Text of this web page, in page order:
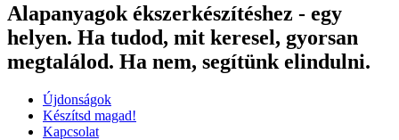
Alapanyagok ékszerkészítéshez - egy
helyen. Ha tudod, mit keresel, gyorsan
megtalálod. Ha nem, segítünk elindulni.
Újdonságok
Készítsd magad!
Kapcsolat